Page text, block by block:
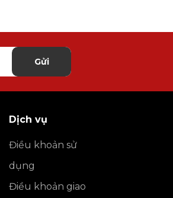
Gửi
Dịch vụ
Điều khoản sử
dụng
Điều khoản giao